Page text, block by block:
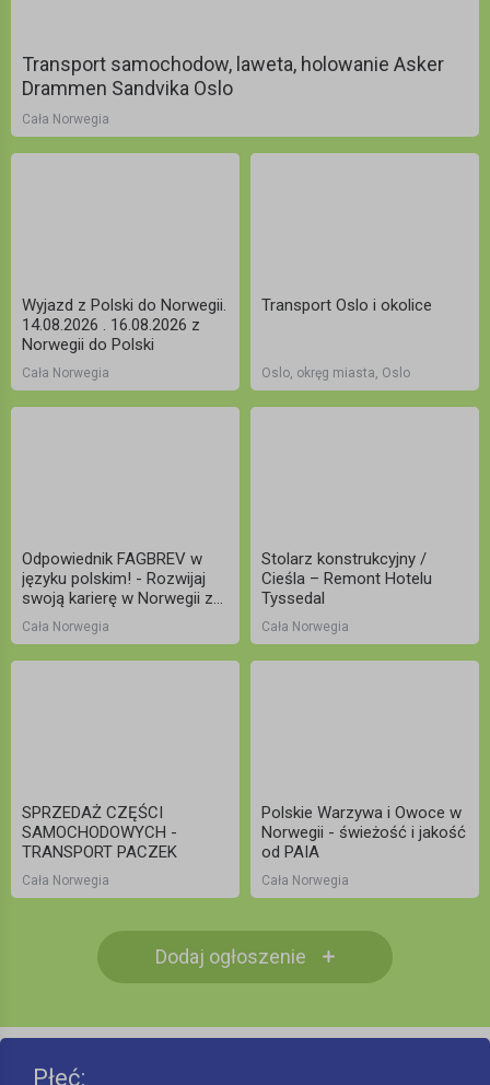
Transport samochodow, laweta, holowanie Asker
Drammen Sandvika Oslo
Cała Norwegia
Wyjazd z Polski do Norwegii.
14.08.2026 . 16.08.2026 z
Norwegii do Polski
Cała Norwegia
Transport Oslo i okolice
Oslo, okręg miasta, Oslo
Odpowiednik FAGBREV w
języku polskim! - Rozwijaj
swoją karierę w Norwegii z
D&A Spesialistene AS
Cała Norwegia
Stolarz konstrukcyjny /
Cieśla – Remont Hotelu
Tyssedal
Cała Norwegia
SPRZEDAŻ CZĘŚCI
SAMOCHODOWYCH -
TRANSPORT PACZEK
Cała Norwegia
Polskie Warzywa i Owoce w
Norwegii - świeżość i jakość
od PAIA
Cała Norwegia
Dodaj ogłoszenie
Płeć: